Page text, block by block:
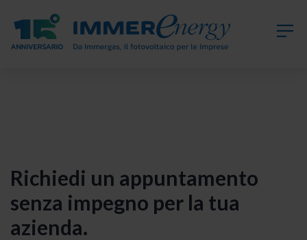
Richiedi un appuntamento
senza impegno per la tua
azienda.